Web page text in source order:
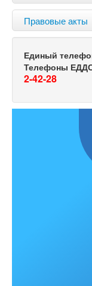
Правовые акты
Единый
Телефоны
2-42-28